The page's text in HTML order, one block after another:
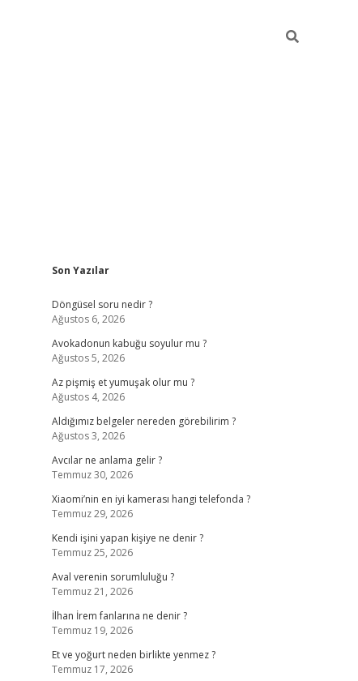
Sidebar
Son Yazılar
Döngüsel soru nedir ?
Ağustos 6, 2026
Avokadonun kabuğu soyulur mu ?
Ağustos 5, 2026
Az pişmiş et yumuşak olur mu ?
Ağustos 4, 2026
Aldığımız belgeler nereden görebilirim ?
Ağustos 3, 2026
Avcılar ne anlama gelir ?
Temmuz 30, 2026
Xiaomi’nin en iyi kamerası hangi telefonda ?
Temmuz 29, 2026
Kendi işini yapan kişiye ne denir ?
Temmuz 25, 2026
Aval verenin sorumluluğu ?
Temmuz 21, 2026
İlhan İrem fanlarına ne denir ?
Temmuz 19, 2026
Et ve yoğurt neden birlikte yenmez ?
Temmuz 17, 2026